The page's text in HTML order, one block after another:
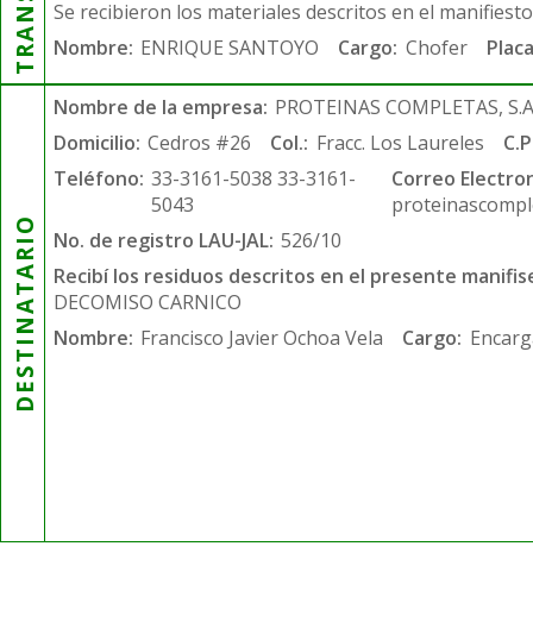
Se recibieron los materiales descritos en el
Nombre: ENRIQUE SANTOYO Cargo: Chofer
DESTINATARIO
Nombre de la empresa: PROTEINAS COMPLETAS,
Domicilio: Cedros #26 Col.: Fracc. Los Laureles
Teléfono: 33-3161-5038 33-3161-
5043
Correo
No. de registro LAU-JAL: 526/10
Recibí los residuos descritos en el presente
DECOMISO CARNICO
Nombre: Francisco Javier Ochoa Vela Cargo: